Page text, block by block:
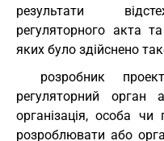
результати
регуляторного акта
яких було здійснено
розробник
регуляторний орган
організація, особа
розроблювати або